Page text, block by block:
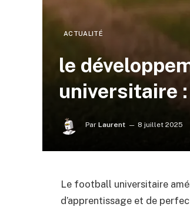
ACTUALITÉ
le
universitaire
Par Laurent 8 juillet 2025
Le football universitaire
d’apprentissage et de